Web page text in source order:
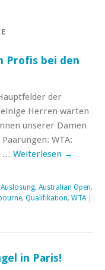
Profis bei den
der
Herren warten
unserer Damen
WTA:
… Weiterlesen →
Auslosung, Australian Open,
, Qualifikation, WTA|
in Paris!